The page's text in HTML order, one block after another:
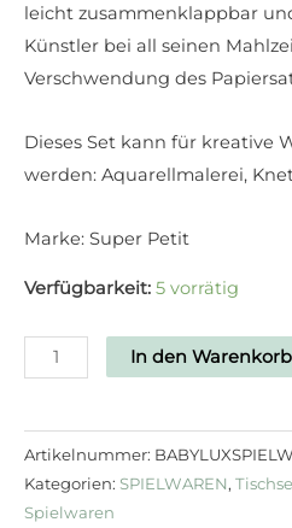
leicht zusammenklappbar
Künstler bei all seinen
Verschwendung des
Dieses Set kann für kreative
werden: Aquarellmalerei,
Marke: Super Petit
Verfügbarkeit: 5 vorrätig
In den Warenkorb
Artikelnummer:
Kategorien: SPIELWAREN,
Spielwaren